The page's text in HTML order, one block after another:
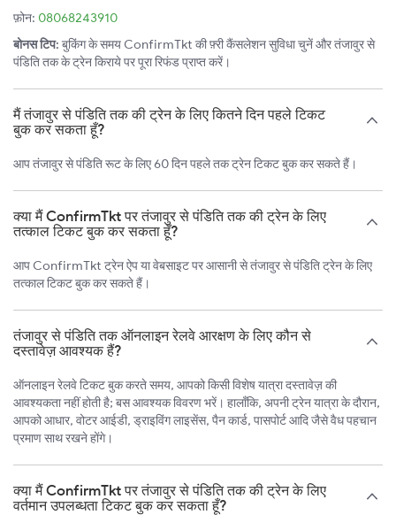
फ़ोन: 08068243910
बोनस टिप: बुकिंग के समय ConfirmTkt की फ़्री कैंसलेशन सुविधा चुनें और तंजावुर से
पंडिति तक के ट्रेन किराये पर पूरा रिफंड प्राप्त करें।
मैं तंजावुर से पंडिति तक की ट्रेन के लिए कितने दिन पहले टिकट
बुक कर सकता हूँ?
आप तंजावुर से पंडिति रूट के लिए 60 दिन पहले तक ट्रेन टिकट बुक कर सकते हैं।
क्या मैं ConfirmTkt पर तंजावुर से पंडिति तक की ट्रेन के लिए
तत्काल टिकट बुक कर सकता हूँ?
आप ConfirmTkt ट्रेन ऐप या वेबसाइट पर आसानी से तंजावुर से पंडिति ट्रेन के लिए
तत्काल टिकट बुक कर सकते हैं।
तंजावुर से पंडिति तक ऑनलाइन रेलवे आरक्षण के लिए कौन से
दस्तावेज़ आवश्यक हैं?
ऑनलाइन रेलवे टिकट बुक करते समय, आपको किसी विशेष यात्रा दस्तावेज़ की
आवश्यकता नहीं होती है; बस आवश्यक विवरण भरें। हालाँकि, अपनी ट्रेन यात्रा के दौरान,
आपको आधार, वोटर आईडी, ड्राइविंग लाइसेंस, पैन कार्ड, पासपोर्ट आदि जैसे वैध पहचान
प्रमाण साथ रखने होंगे।
क्या मैं ConfirmTkt पर तंजावुर से पंडिति तक की ट्रेन के लिए
वर्तमान उपलब्धता टिकट बुक कर सकता हूँ?